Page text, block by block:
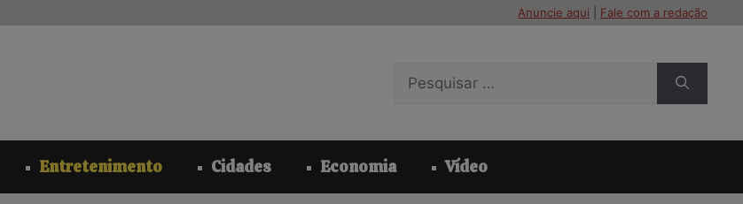
Anuncie aqui Fale com a redação
por:
Entretenimento Cidades Economia Vídeo